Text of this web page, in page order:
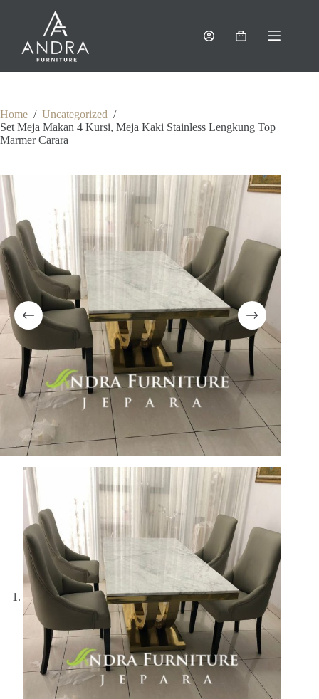
Shopping
Home / Uncategorized /
Set Meja Makan 4 Kursi, Meja Kaki Stainless Lengkung Top
Marmer Carara